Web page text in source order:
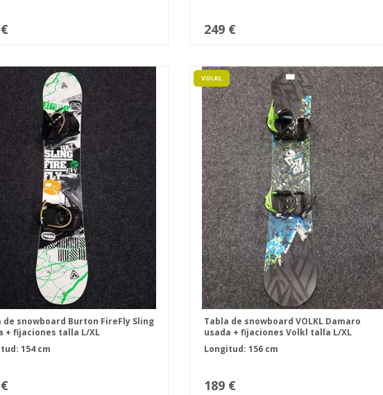
249 €
de snowboard Burton FireFly Sling
+ fijaciones talla L/XL
154 cm
VOLKL
Tabla de snowboard VOLKL Damaro
usada + fijaciones Volkl talla L/XL
Longitud: 156 cm
189 €